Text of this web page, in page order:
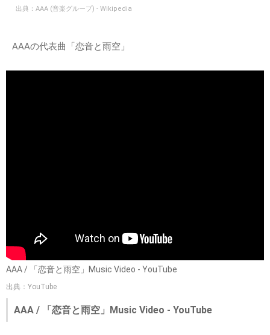
出典： AAA (音楽グループ) - Wikipedia
AAAの代表曲「恋音と雨空」
AAA / 「恋音と雨空」Music Video - YouTube
出典：YouTube
AAA / 「恋音と雨空」Music Video - YouTube